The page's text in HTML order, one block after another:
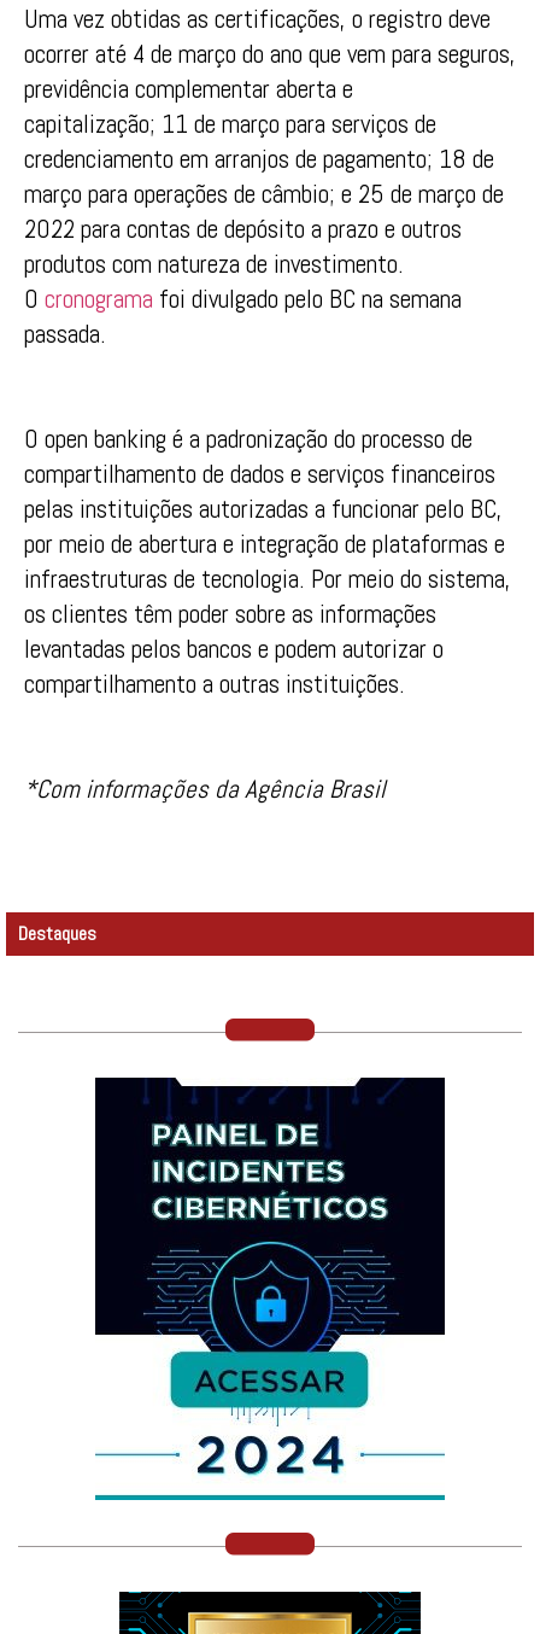
Uma vez obtidas as certificações, o registro deve
ocorrer até 4 de março do ano que vem para seguros,
previdência complementar aberta e
capitalização; 11 de março para serviços de
credenciamento em arranjos de pagamento; 18 de
março para operações de câmbio; e 25 de março de
2022 para contas de depósito a prazo e outros
produtos com natureza de investimento.
O cronograma foi divulgado pelo BC na semana
passada.
O open banking é a padronização do processo de
compartilhamento de dados e serviços financeiros
pelas instituições autorizadas a funcionar pelo BC,
por meio de abertura e integração de plataformas e
infraestruturas de tecnologia. Por meio do sistema,
os clientes têm poder sobre as informações
levantadas pelos bancos e podem autorizar o
compartilhamento a outras instituições.
*Com informações da Agência Brasil
Destaques